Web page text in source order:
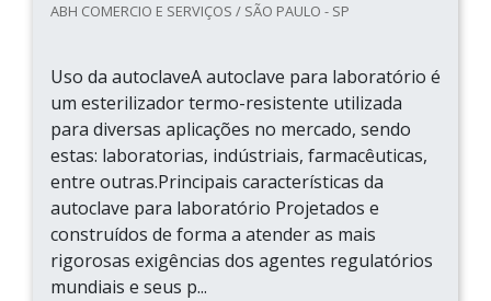
ABH COMERCIO E SERVIÇOS / SÃO PAULO - SP
Uso da autoclaveA autoclave para laboratório é
um esterilizador termo-resistente utilizada
para diversas aplicações no mercado, sendo
estas: laboratorias, indústriais, farmacêuticas,
entre outras.Principais características da
autoclave para laboratório Projetados e
construídos de forma a atender as mais
rigorosas exigências dos agentes regulatórios
mundiais e seus p...